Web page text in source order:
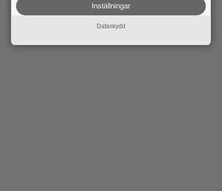
Inställningar
Dataskydd